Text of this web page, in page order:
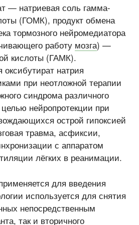
— натриевая соль гамма-
(ГОМК), продукт обмена
тормозного нейромедиатора
работу мозга) —
кислоты (ГАМК).
натрия
при неотложной терапии
синдрома различного
нейропротекции при
острой гипоксией
травма, асфиксии,
с аппаратом
лёгких в реанимации.
для введения
используется для снятия
непосредственным
так и вторичного